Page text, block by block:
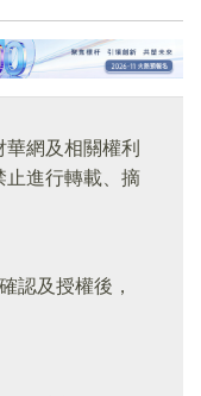
網及相關權利
止進行轉載、摘
認及授權後，